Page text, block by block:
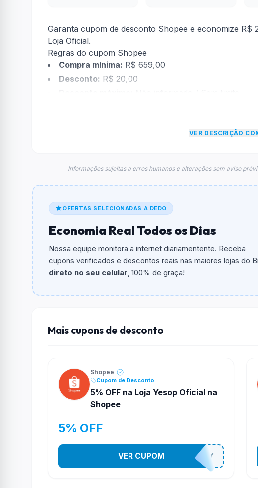
Garanta cupom de desconto Shopee e economize R$
Loja Oficial.
Regras do cupom Shopee
Compra mínima: R$ 659,00
Desconto: R$ 20,00
dará um desconto de
econtradas informações sobre restrição de teto
O cupom dáR$ 20,00em compras.
Qual é o valor minimo de compra?
O valor minimo de compra é R$ 659,00.
Qual é o desconto máximo?
Não informado ou sem limite.
Funciona em qualquer produto?
podem não aceitar cupons.
VER DESCRIÇÃO
Informações sujeitas a erros humanos e alterações sem aviso
OFERTAS SELECIONADAS A DEDO
Economia Real Todos os Dias
Nossa equipe monitora a internet diariamentente. Receba
cupons verificados e descontos reais nas maiores lojas do
direto no seu celular, 100% de graça!
Mais cupons de desconto
Shopee
Cupom de Desconto
5% OFF na Loja Yesop Oficial na
Shopee
5% OFF
YESO274Y
VER CUPOM